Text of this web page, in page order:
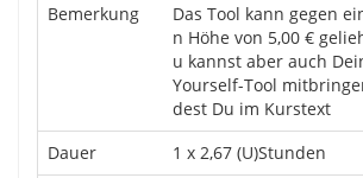
Bemerkung
Das Tool kann gegen
n Höhe von 5,00 €
u kannst aber auch
Yourself-Tool
dest Du im Kurstext
Dauer
1 x 2,67 (U)Stunden